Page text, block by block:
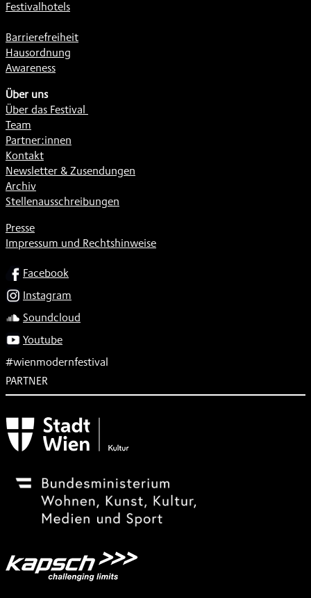
Festivalhotels
Barrierefreiheit
Hausordnung
Awareness
Über uns
Über das Festival
Team
Partner:innen
Kontakt
Newsletter & Zusendungen
Archiv
Stellenausschreibungen
Presse
Impressum und Rechtshinweise
SOCIALFacebook
Instagram
Soundcloud
Youtube
#wienmodernfestival
PARTNER
Subventionsgeber